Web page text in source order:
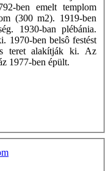
ben emelt templom
(300 m2). 1919-ben
1930-ban plébánia.
1970-ben belsô festést
teret alakítják ki. Az
1977-ben épült.